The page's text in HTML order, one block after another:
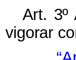
Art. 3º
vigorar